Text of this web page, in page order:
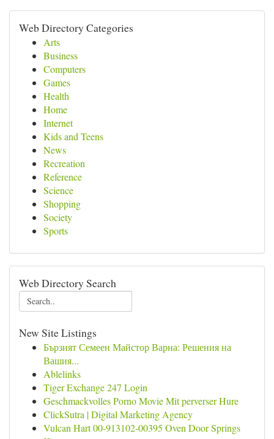
Web Directory Categories
Arts
Business
Computers
Games
Health
Home
Internet
Kids and Teens
News
Recreation
Reference
Science
Shopping
Society
Sports
Web Directory Search
New Site Listings
Бързият Семеен Майстор Варна: Решения на
Вашия...
Ablelinks
Tiger Exchange 247 Login
Geschmackvolles Porno Movie Mit perverser Hure
ClickSutra | Digital Marketing Agency
Vulcan Hart 00-913102-00395 Oven Door Springs